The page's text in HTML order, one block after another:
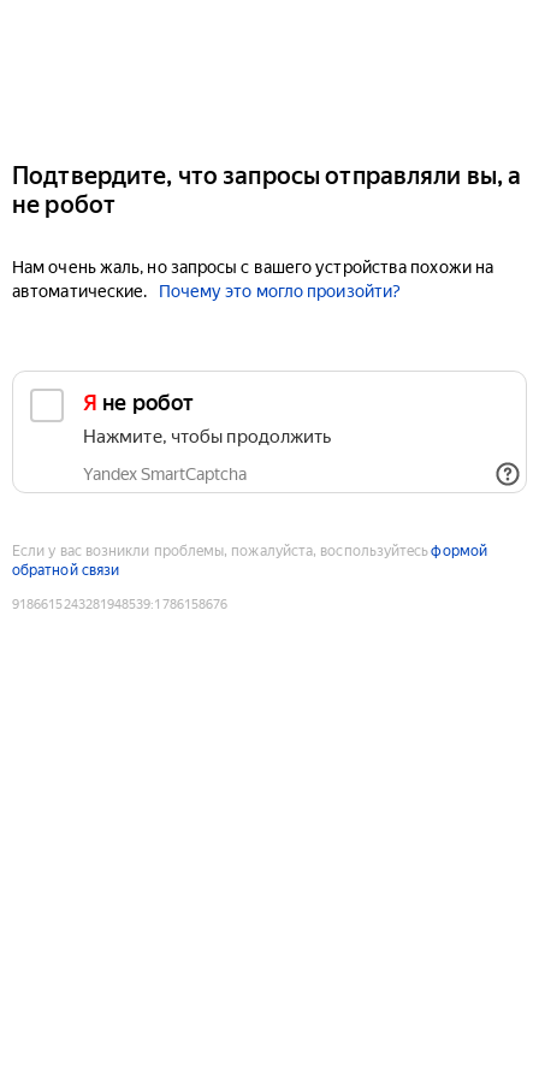
Подтвердите, что запросы отправляли вы, а
не робот
Нам очень жаль, но запросы с вашего устройства похожи на
автоматические.
Почему это могло произойти?
Я не робот
Нажмите, чтобы продолжить
Yandex SmartCaptcha
Если у вас возникли проблемы, пожалуйста, воспользуйтесьформой
обратной связи
9186615243281948539:1786158676